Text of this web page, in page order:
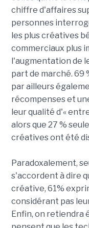
chiffre d'affaires
personnes
les plus créatives
commerciaux plus
l'augmentation de
part de marché. 69
par ailleurs
récompenses et
leur qualité d'«
alors que 27 %
créatives ont été
Paradoxalement,
s'accordent à dire
créative, 61%
considérant pas
Enfin, on retiendra